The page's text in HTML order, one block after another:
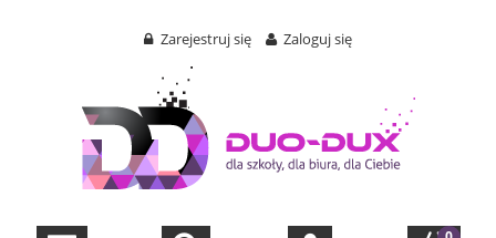
Zarejestruj się Zaloguj się